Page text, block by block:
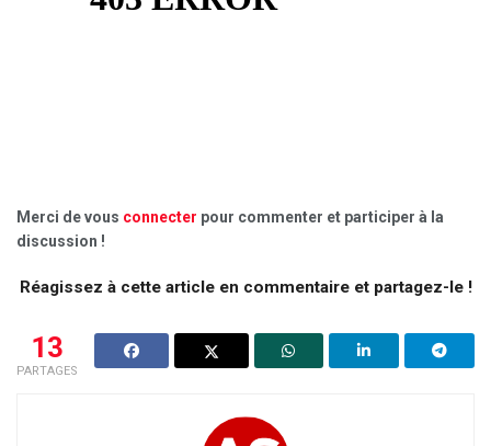
Merci de vous connecter pour commenter et participer à la
discussion !
Réagissez à cette article en commentaire et partagez-le !
13
PARTAGES